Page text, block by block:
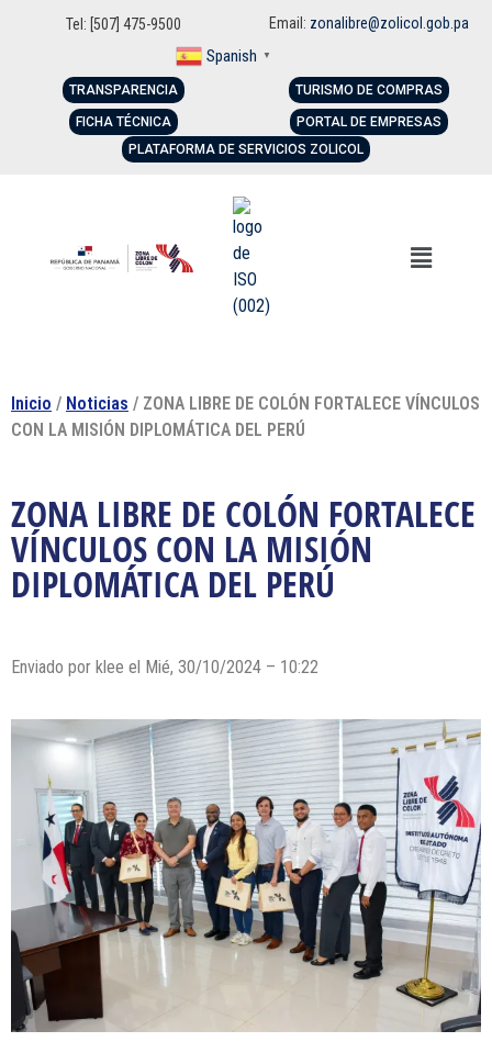
Tel: [507] 475-9500 Email: zonalibre@zolicol.gob.pa
Spanish ▼
TRANSPARENCIA
FICHA TÉCNICA
TURISMO DE COMPRAS
PORTAL DE EMPRESAS
PLATAFORMA DE SERVICIOS ZOLICOL
Inicio / Noticias / ZONA LIBRE DE COLÓN FORTALECE VÍNCULOS
CON LA MISIÓN DIPLOMÁTICA DEL PERÚ
ZONA LIBRE DE COLÓN FORTALECE
VÍNCULOS CON LA MISIÓN
DIPLOMÁTICA DEL PERÚ
Enviado por klee el Mié, 30/10/2024 – 10:22